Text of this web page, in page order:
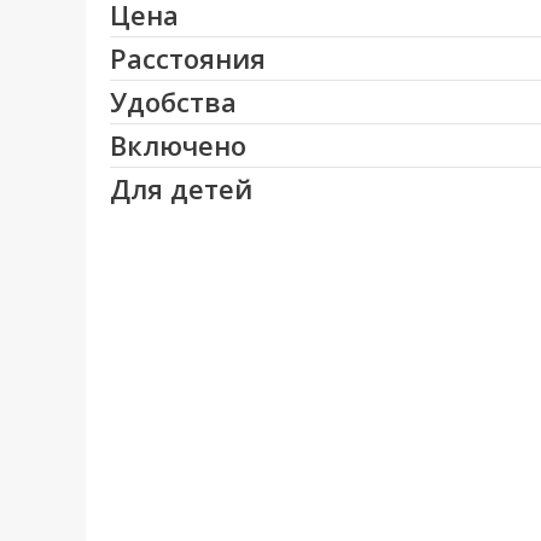
панорамные виды на море и горы. На
площадка с внешним джакузи.
Дом с панорамным остеклением,
террасой и садиком, оснащен
полностью кондиционирован.
Общая инфраструктура всего комплекса:
Цена
Расстояния
Удобства
Включено
Для детей